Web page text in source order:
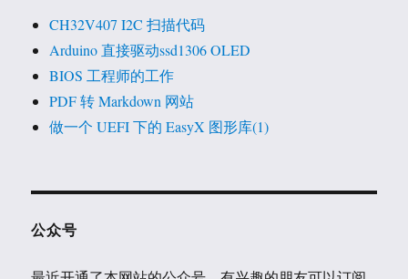
CH32V407 I2C 扫描代码
Arduino 直接驱动ssd1306 OLED
BIOS 工程师的工作
PDF 转 Markdown 网站
做一个 UEFI 下的 EasyX 图形库(1)
公众号